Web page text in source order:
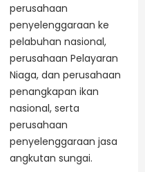
perusahaan
penyelenggaraan ke
pelabuhan nasional,
perusahaan Pelayaran
Niaga, dan perusahaan
penangkapan ikan
nasional, serta
perusahaan
penyelenggaraan jasa
angkutan sungai.